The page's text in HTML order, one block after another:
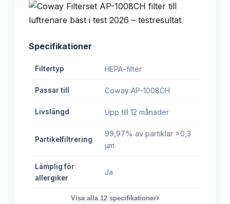
Specifikationer
Filtertyp HEPA-filter
Passar till Coway AP-1008CH
Livslängd Upp till 12 månader
Partikelfiltrering
99,97% av partiklar >0,3
µm
Lämplig för
allergiker
Ja
Visa alla 12 specifikationer›